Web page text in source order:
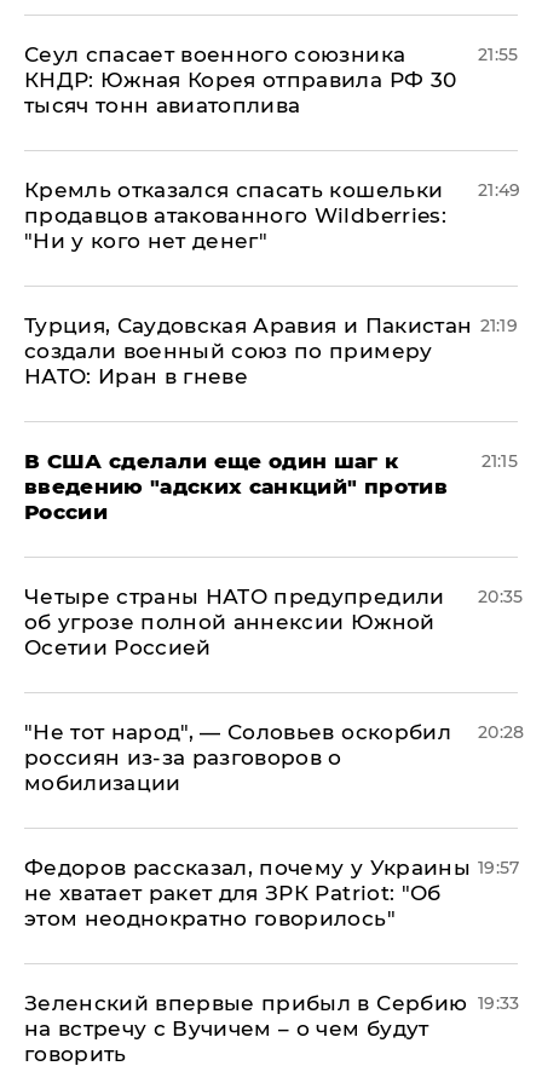
​Сеул спасает военного союзника
КНДР: Южная Корея отправила РФ 30
тысяч тонн авиатоплива
21:55
Кремль отказался спасать кошельки
продавцов атакованного Wildberries:
"Ни у кого нет денег"
21:49
Турция, Саудовская Аравия и Пакистан
создали военный союз по примеру
НАТО: Иран в гневе
21:19
В США сделали еще один шаг к
введению "адских санкций" против
России
21:15
Четыре страны НАТО предупредили
об угрозе полной аннексии Южной
Осетии Россией
20:35
​"Не тот народ", — Соловьев оскорбил
россиян из-за разговоров о
мобилизации
20:28
Федоров рассказал, почему у Украины
не хватает ракет для ЗРК Patriot: "Об
этом неоднократно говорилось"
19:57
Зеленский впервые прибыл в Сербию
на встречу с Вучичем – о чем будут
говорить
19:33